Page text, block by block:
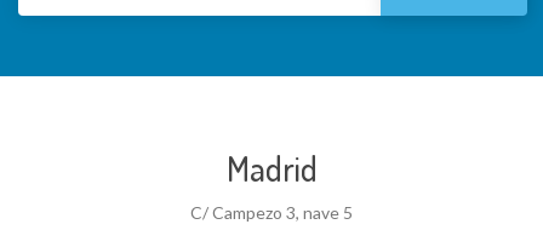
Madrid
C/ Campezo 3, nave 5